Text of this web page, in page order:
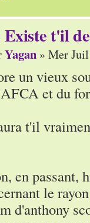
Existe t'il
Yagan » Mer
un vieux
et du
t'il
en passant,
le
d'anthony